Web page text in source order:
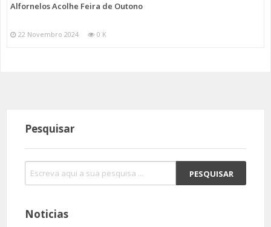
Alfornelos Acolhe Feira de Outono
22 Novembro 2024 0 K
Pesquisar
Noticias